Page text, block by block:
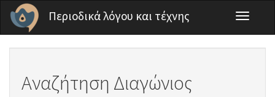
Παράκαμψη προς το κυρίως περιεχόμενο
Περιοδικά λόγου και τέχνης
Toggle
Αναζήτηση Διαγώνιος